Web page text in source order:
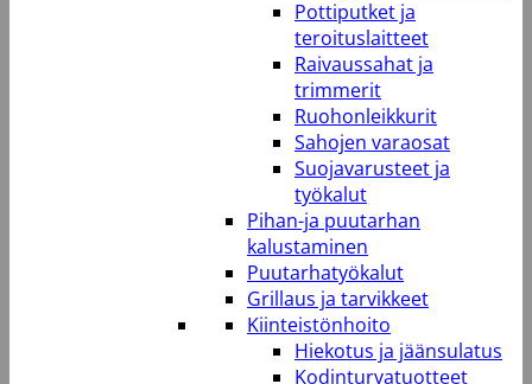
Pottiputket ja
teroituslaitteet
Raivaussahat ja
trimmerit
Ruohonleikkurit
Sahojen varaosat
Suojavarusteet ja
työkalut
Pihan-ja puutarhan
kalustaminen
Puutarhatyökalut
Grillaus ja tarvikkeet
Kiinteistönhoito
Hiekotus ja jäänsulatus
Kodinturvatuotteet